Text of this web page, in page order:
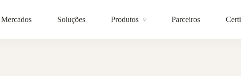
Mercados Soluções Produtos Parceiros